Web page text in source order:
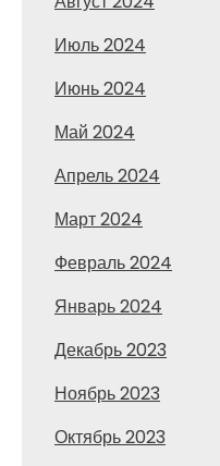
Июль 2024
Июнь 2024
Май 2024
Апрель 2024
Март 2024
Февраль 2024
Январь 2024
Декабрь 2023
Ноябрь 2023
Октябрь 2023